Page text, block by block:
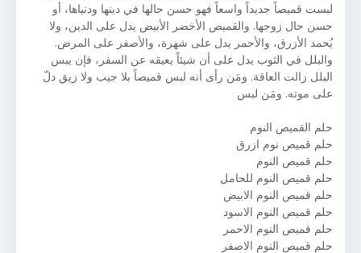
لبست قميصاً جديداً واسعاً فهو حسن حالها في دينها ودنياها، أو
حسن حال زوجها. والقميص الأخضر الأبيض يدل على الدين، ولا
يُحمد الأزرق، والأحمر يدل على شهرة، والأصفر على المرض.
والبلل في الثوب يدل على أن شيئاً يعيقه عن السفر، فإن يبس
البلل زالت العاقة. ومَن رأى أنه لبس قميصاً بلا جيب ولا زيق دلّ
على موته. ومَن لبس
حلم القميص النوم
حلم قميص نوم ازرق
حلم قميص النوم
حلم قميص النوم للحامل
حلم قميص النوم الابيض
حلم قميص النوم الاسود
حلم قميص النوم الاحمر
حلم قميص النوم الاصفر